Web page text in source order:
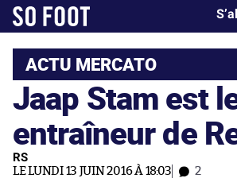
ACTU MERCATO
Jaap Stam est
entraîneur de
RS
LE LUNDI 13 JUIN 2016 À 18:03 2